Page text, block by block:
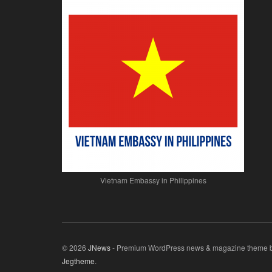
Vietnam Embassy in Philippines
© 2026 JNews- Premium WordPress news & magazine theme
Jegtheme.